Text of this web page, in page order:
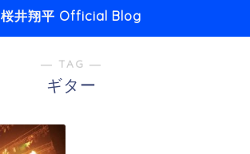
桜井翔平 Official Blog
― TAG ―
ギター